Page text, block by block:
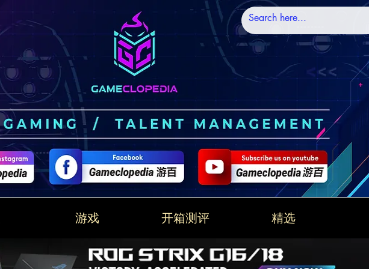
游戏 开箱测评 精选